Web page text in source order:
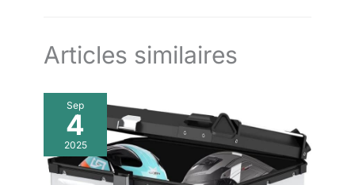
Articles similaires
Sep
4
2025